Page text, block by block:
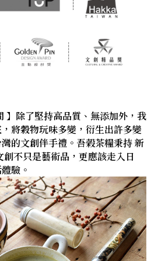
】除了堅持高品質、無添加外，我
將穀物玩味多變，衍生出許多變
的文創伴手禮。吾榖茶糧秉持 新
不只是藝術品，更應該走入日
驗。